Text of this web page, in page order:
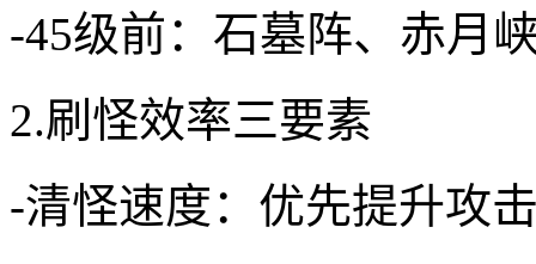
-45级前：石墓阵、赤月
2.刷怪效率三要素
-清怪速度：优先提升攻